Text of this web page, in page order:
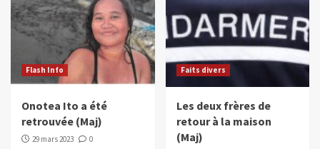
Flash Info
Onotea Ito a été
retrouvée (Maj)
29 mars 2023 0
Faits divers
Les deux frères de
retour à la maison
(Maj)